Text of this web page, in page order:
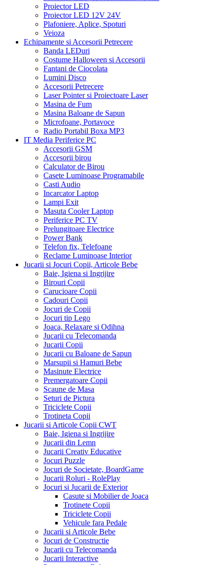
Proiector LED
Proiector LED 12V 24V
Plafoniere, Aplice, Spoturi
Veioza
Echipamente si Accesorii Petrecere
Banda LEDuri
Costume Halloween si Accesorii
Fantani de Ciocolata
Lumini Disco
Accesorii Petrecere
Laser Pointer si Proiectoare Laser
Masina de Fum
Masina Baloane de Sapun
Microfoane, Portavoce
Radio Portabil Boxa MP3
IT Media Periferice PC
Accesorii GSM
Accesorii birou
Calculator de Birou
Casete Luminoase Programabile
Casti Audio
Incarcator Laptop
Lampi Exit
Masuta Cooler Laptop
Periferice PC TV
Prelungitoare Electrice
Power Bank
Telefon fix, Telefoane
Reclame Luminoase Interior
Jucarii si Jocuri Copii, Articole Bebe
Baie, Igiena si Ingrijire
Birouri Copii
Carucioare Copii
Cadouri Copii
Jocuri de Copii
Jocuri tip Lego
Joaca, Relaxare si Odihna
Jucarii cu Telecomanda
Jucarii Copii
Jucarii cu Baloane de Sapun
Marsupii si Hamuri Bebe
Masinute Electrice
Premergatoare Copii
Scaune de Masa
Seturi de Pictura
Triciclete Copii
Trotineta Copii
Jucarii si Articole Copii CWT
Baie, Igiena si Ingrijire
Jucarii din Lemn
Jucarii Creativ Educative
Jocuri Puzzle
Jocuri de Societate, BoardGame
Jucarii Roluri - RolePlay
Jocuri si Jucarii de Exterior
Casute si Mobilier de Joaca
Trotinete Copii
Triciclete Copii
Vehicule fara Pedale
Jucarii si Articole Bebe
Jocuri de Constructie
Jucarii cu Telecomanda
Jucarii Interactive